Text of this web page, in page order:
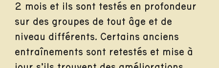
2 mois et ils sont testés en profondeur
sur des groupes de tout âge et de
niveau différents. Certains anciens
entraînements sont retestés et mise à